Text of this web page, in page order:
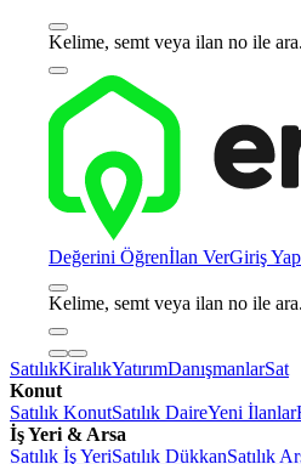
Kelime, semt veya ilan no ile
Değerini Öğrenİlan VerGiriş Yap
Kelime, semt veya ilan no ile
SatılıkKiralıkYatırımDanışmanlarSat
Konut
Satılık KonutSatılık DaireYeni İlanlar
İş Yeri & Arsa
Satılık İş YeriSatılık DükkanSatılık